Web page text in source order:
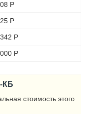
Р
Р
Р
Р
КБ
стоимость этого